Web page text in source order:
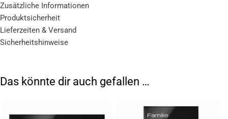
Individuell personalisiertes Funkklingelschild
In unserem Konfigurator kannst Du das edle Haustürschild
personalisieren. Wähle den passenden Ausschnitt und eine
Hausschild auswählen.
Einfache Montage Deiner Funk Klingel
Zusätzliche Informationen
Produktsicherheit
Lieferzeiten & Versand
Sicherheitshinweise
Das könnte dir auch gefallen …